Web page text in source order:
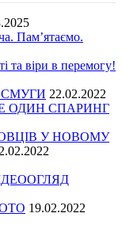
Пам’ятаємо.
та віри в перемогу!
СМУГИ 22.02.2022
ОДИН СПАРИНГ
У НОВОМУ
19.02.2022